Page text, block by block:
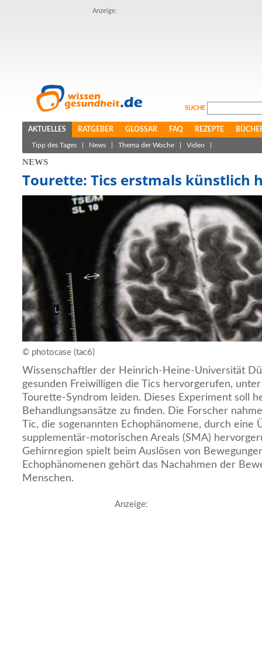
Anzeige:
SUCHE
AKTUELLES RATGEBER GLOSSAR FAQ REZEPTE
Tipp des Tages News Thema der Woche Video
NEWS
Tourette: Tics erstmals künstlich
© photocase (tac6)
Wissenschaftler der Heinrich-Heine-Universität
gesunden Freiwilligen die Tics hervorgerufen,
Tourette-Syndrom leiden. Dieses Experiment soll
Behandlungsansätze zu finden. Die Forscher
Tic, die sogenannten Echophänomene, durch eine
supplementär-motorischen Areals (SMA)
Gehirnregion spielt beim Auslösen von
Echophänomenen gehört das Nachahmen der
Menschen.
Anzeige: